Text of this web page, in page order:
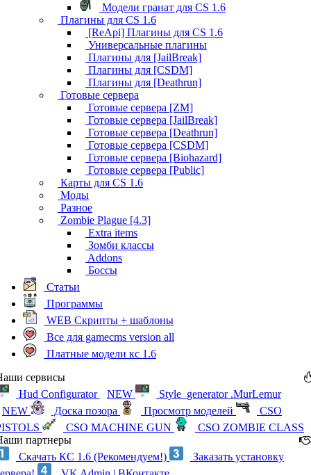
Модели гранат для CS 1.6
Плагины для CS 1.6
[ReApi] Плагины для CS 1.6
Универсальные плагины
Плагины для [JailBreak]
Плагины для [CSDM]
Плагины для [Deathrun]
Готовые сервера
Готовые сервера [ZM]
Готовые сервера [JailBreak]
Готовые сервера [Deathrun]
Готовые сервера [CSDM]
Готовые сервера [Biohazard]
Готовые сервера [Public]
Карты для CS 1.6
Моды
Разное
Zombie Plague [4.3]
Extra items
Зомби классы
Addons
Боссы
Статьи
Программы
WEB Скрипты + шаблоны
Все для gamecms version all
Платные модели кс 1.6
сервисы
Hud Configurator
NEW
Style_generator .MurLemur
NEW
Доска позора Просмотр моделей
CSO
CSO MACHINE GUN
CSO ZOMBIE CLASS
партнеры
Скачать КС 1.6 (Рекомендуем!)
Заказать установку